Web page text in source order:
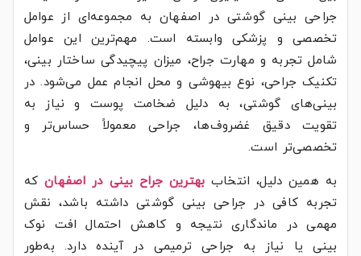
جراحی بینی گوشتی در اصفهان به مجموعه‌ای از عوامل
تخصصی و پزشکی وابسته است. مهم‌ترین این عوامل
شامل تجربه و مهارت جراح، میزان پیچیدگی ساختار بینی،
تکنیک جراحی، نوع بیهوشی و محل انجام عمل می‌شود. در
بینی‌های گوشتی، به دلیل ضخامت پوست و نیاز به
تقویت دقیق غضروف‌ها، جراحی معمولاً حساس‌تر و
تخصصی‌تر است.
به همین دلیل، انتخاب بهترین جراح بینی در اصفهانکه
تجربه کافی در جراحی بینی گوشتی داشته باشد، نقش
مهمی در ماندگاری نتیجه و کاهش احتمال افت نوک
بینی یا نیاز به جراحی ترمیمی در آینده دارد. به‌طور